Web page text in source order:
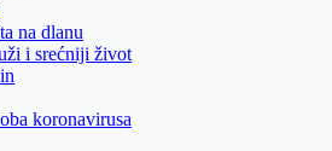
na dlanu
i srećniji život
koronavirusa